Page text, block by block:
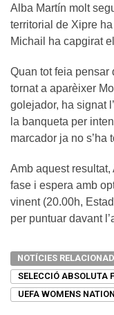
Alba Martín molt
territorial de Xipre
Michail ha capgirat
Quan tot feia pensar
tornat a aparèixer
golejador, ha signat
la banqueta per
marcador ja no s’ha
Amb aquest
fase i espera amb
vinent (20.00h,
per puntuar davant
NOTÍCIES
SELECCIÓ ABSOLUTA
UEFA WOMENS